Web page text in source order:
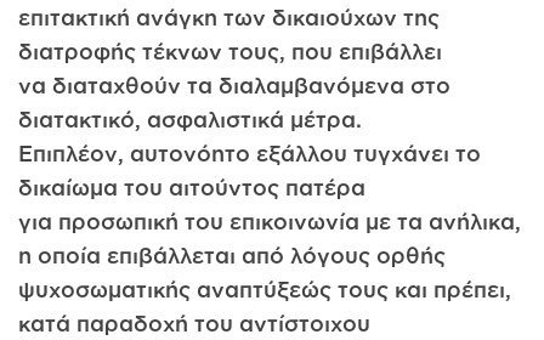
επιτακτική ανάγκη των δικαιούχων της
διατροφής τέκνων τους, που επιβάλλει
να διαταχθούν τα διαλαμβανόμενα στο
διατακτικό, ασφαλιστικά μέτρα.
Επιπλέον, αυτονόητο εξάλλου τυγχάνει το
δικαίωμα του αιτούντος πατέρα
για προσωπική του επικοινωνία με τα ανήλικα,
η οποία επιβάλλεται από λόγους ορθής
ψυχοσωματικής αναπτύξεώς τους και πρέπει,
κατά παραδοχή του αντίστοιχου